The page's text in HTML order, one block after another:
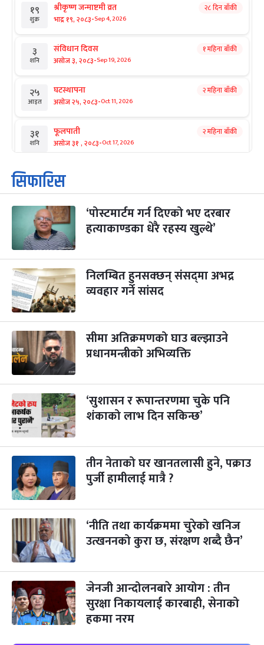
१९
शुक्र
श्रीकृष्ण जन्माष्टमी व्रत
भाद्र १९, २०८३-Sep 4, 2026
२८ दिन बाँकी
३
शनि
संविधान दिवस
असोज ३, २०८३-Sep 19, 2026
१ महिना बाँकी
२५
आइत
घटस्थापना
असोज २५, २०८३-Oct 11, 2026
२ महिना बाँकी
३१
शनि
फूलपाती
असोज ३१ , २०८३-Oct 17, 2026
२ महिना बाँकी
१
आइत
कार्तिक सङ्क्रान्ति
कार्तिक १, २०८३
३
मंगल
महानवमी
कार्तिक ३, २०८३-Oct 20, 2026
२ महिना बाँकी
४
बुध कार्तिक ४, २०८३ Oct 21, 2026
५
बिहि
पापा‌ङ्कुशा एकादशी व्रत
कार्तिक ५, २०८३
२२
आइत
कुकुर तिहार
कार्तिक २२, २०८३-Nov 8, 2026
३ महिना बाँकी
२३
सोम
गाई पूजा
कार्तिक २३, २०८३
२४ गोरुपुजा
कार्तिक २४, २०८३
२५
बुध
भाइटीका
कार्तिक २५, २०८३-Nov 11, 2026
३ महिना बाँकी
२९ छठपर्व
१०
शुक्र
क्रिसमस डे
पौष १०, २०८३
४ महिना बाँकी
१५
बुध
तमुल्होछार
पौष १५, २०८३- Dec 30, 2026
४ महिना बाँकी
२७ पृथ्वी जयन्ती
सिफारिस
‘पोस्टमार्टम गर्न दिएको भए दरबार
हत्याकाण्डका धेरै रहस्य खुल्थे’
निलम्बित हुनसक्छन् संसद्‌मा अभद्र
व्यवहार गर्ने सांसद
सीमा अतिक्रमणको घाउ बल्झाउने
प्रधानमन्त्रीको अभिव्यक्ति
‘सुशासन र रूपान्तरणमा चुके पनि
शंकाको लाभ दिन सकिन्छ’
तीन नेताको घर खानतलासी हुने, पक्राउ
पुर्जी हामीलाई मात्रै ?
‘नीति तथा कार्यक्रममा चुरेको खनिज
उत्खननको कुरा छ, संरक्षण शब्दै छैन’
जेनजी आन्दोलनबारे आयोग : तीन
सुरक्षा निकायलाई कारबाही, सेनाको
हकमा नरम